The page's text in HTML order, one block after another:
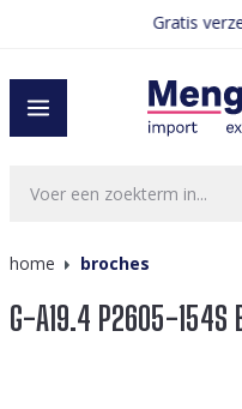
Gratis
home broches
G-A19.4 P2605-